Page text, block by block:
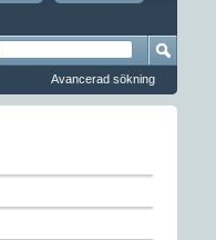
Avancerad sökning